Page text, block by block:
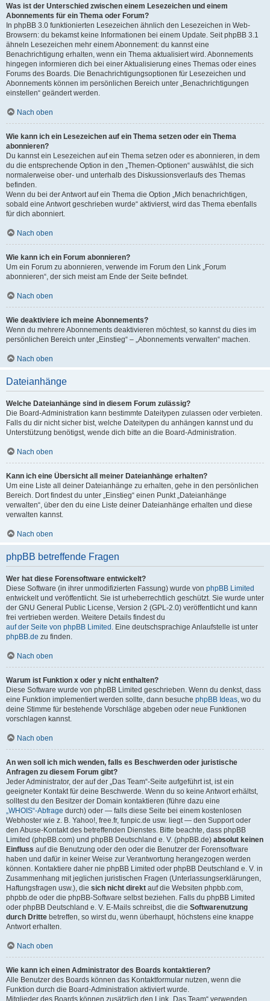
Was ist der Unterschied zwischen einem Lesezeichen und einem
Abonnements für ein Thema oder Forum?
In phpBB 3.0 funktionierten Lesezeichen ähnlich den Lesezeichen in Web-
Browsern: du bekamst keine Informationen bei einem Update. Seit phpBB 3.1
ähneln Lesezeichen mehr einem Abonnement: du kannst eine
Benachrichtigung erhalten, wenn ein Thema aktualisiert wird. Abonnements
hingegen informieren dich bei einer Aktualisierung eines Themas oder eines
Forums des Boards. Die Benachrichtigungsoptionen für Lesezeichen und
Abonnements können im persönlichen Bereich unter „Benachrichtigungen
einstellen“ geändert werden.
Nach oben
Wie kann ich ein Lesezeichen auf ein Thema setzen oder ein Thema
abonnieren?
Du kannst ein Lesezeichen auf ein Thema setzen oder es abonnieren, in dem
du die entsprechende Option in den „Themen-Optionen“ auswählst, die sich
normalerweise ober- und unterhalb des Diskussionsverlaufs des Themas
befinden.
Wenn du bei der Antwort auf ein Thema die Option „Mich benachrichtigen,
sobald eine Antwort geschrieben wurde“ aktivierst, wird das Thema ebenfalls
für dich abonniert.
Nach oben
Wie kann ich ein Forum abonnieren?
Um ein Forum zu abonnieren, verwende im Forum den Link „Forum
abonnieren“, der sich meist am Ende der Seite befindet.
Nach oben
Wie deaktiviere ich meine Abonnements?
Wenn du mehrere Abonnements deaktivieren möchtest, so kannst du dies im
persönlichen Bereich unter „Einstieg“ – „Abonnements verwalten“ machen.
Nach oben
Dateianhänge
Welche Dateianhänge sind in diesem Forum zulässig?
Die Board-Administration kann bestimmte Dateitypen zulassen oder verbieten.
Falls du dir nicht sicher bist, welche Dateitypen du anhängen kannst und du
Unterstützung benötigst, wende dich bitte an die Board-Administration.
Nach oben
Kann ich eine Übersicht all meiner Dateianhänge erhalten?
Um eine Liste all deiner Dateianhänge zu erhalten, gehe in den persönlichen
Bereich. Dort findest du unter „Einstieg“ einen Punkt „Dateianhänge
verwalten“, über den du eine Liste deiner Dateianhänge erhalten und diese
verwalten kannst.
Nach oben
phpBB betreffende Fragen
Wer hat diese Forensoftware entwickelt?
Diese Software (in ihrer unmodifizierten Fassung) wurde von phpBB Limited
entwickelt und veröffentlicht. Sie ist urheberrechtlich geschützt. Sie wurde unter
der GNU General Public License, Version 2 (GPL-2.0) veröffentlicht und kann
frei vertrieben werden. Weitere Details findest du
auf der Seite von phpBB Limited . Eine deutschsprachige Anlaufstelle ist unter
phpBB.de zu finden.
Nach oben
Warum ist Funktion x oder y nicht enthalten?
Diese Software wurde von phpBB Limited geschrieben. Wenn du denkst, dass
eine Funktion implementiert werden sollte, dann besuche phpBB Ideas, wo du
deine Stimme für bestehende Vorschläge abgeben oder neue Funktionen
vorschlagen kannst.
Nach oben
An wen soll ich mich wenden, falls es Beschwerden oder juristische
Anfragen zu diesem Forum gibt?
Jeder Administrator, der auf der „Das Team“-Seite aufgeführt ist, ist ein
geeigneter Kontakt für deine Beschwerde. Wenn du so keine Antwort erhältst,
solltest du den Besitzer der Domain kontaktieren (führe dazu eine
„WHOIS“-Abfrage durch) oder — falls diese Seite bei einem kostenlosen
Webhoster wie z. B. Yahoo!, free.fr, funpic.de usw. liegt — den Support oder
den Abuse-Kontakt des betreffenden Dienstes. Bitte beachte, dass phpBB
Limited (phpBB.com) und phpBB Deutschland e. V. (phpBB.de) absolut keinen
Einfluss auf die Benutzung oder den oder die Benutzer der Forensoftware
haben und dafür in keiner Weise zur Verantwortung herangezogen werden
können. Kontaktiere daher nie phpBB Limited oder phpBB Deutschland e. V. in
Zusammenhang mit jeglichen juristischen Fragen (Unterlassungserklärungen,
Haftungsfragen usw.), die sich nicht direkt auf die Websiten phpbb.com,
phpbb.de oder die phpBB-Software selbst beziehen. Falls du phpBB Limited
oder phpBB Deutschland e. V. E-Mails schreibst, die die Softwarenutzung
durch Dritte betreffen, so wirst du, wenn überhaupt, höchstens eine knappe
Antwort erhalten.
Nach oben
Wie kann ich einen Administrator des Boards kontaktieren?
Alle Benutzer des Boards können das Kontaktformular nutzen, wenn die
Funktion durch die Board-Administration aktiviert wurde.
Mitglieder des Boards können zusätzlich den Link „Das Team“ verwenden.